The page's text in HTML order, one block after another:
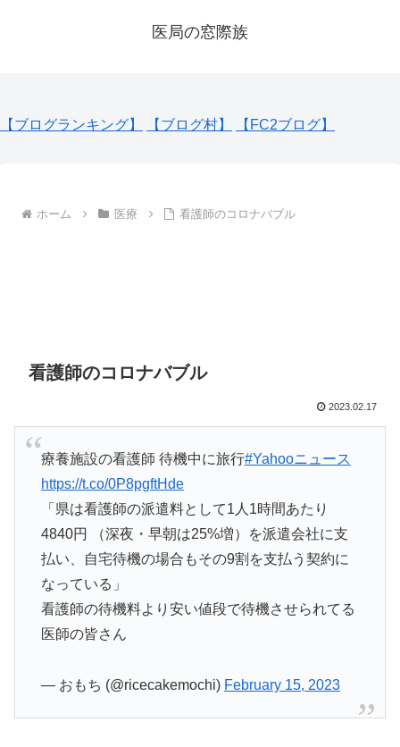
医局の窓際族
【ブログランキング】 【ブログ村】 【FC2ブログ】
ホーム 医療 看護師のコロナバブル
看護師のコロナバブル
2023.02.17
療養施設の看護師 待機中に旅行#Yahooニュース
https://t.co/0P8pgftHde
「県は看護師の派遣料として1人1時間あたり
4840円 （深夜・早朝は25%増）を派遣会社に支
払い、自宅待機の場合もその9割を支払う契約に
なっている」
看護師の待機料より安い値段で待機させられてる
医師の皆さん
— おもち (@ricecakemochi) February 15, 2023